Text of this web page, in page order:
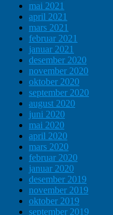
mai 2021
april 2021
mars 2021
februar 2021
januar 2021
desember 2020
november 2020
oktober 2020
september 2020
august 2020
juni 2020
mai 2020
april 2020
mars 2020
februar 2020
januar 2020
desember 2019
november 2019
oktober 2019
september 2019